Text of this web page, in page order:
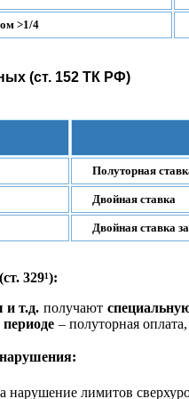
>1/4
(ст. 152 ТК РФ)
Полуторная
Двойная ставка
Двойная ставка
329¹):
т.д. получают
– полуторная оплата,
нарушения:
нарушение лимитов